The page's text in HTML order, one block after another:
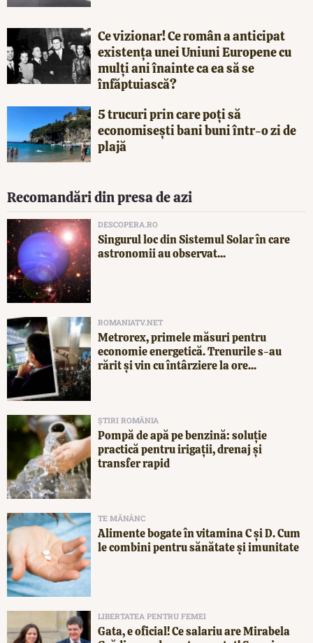
Ce vizionar! Ce român a anticipat
existența unei Uniuni Europene cu
mulți ani înainte ca ea să se
înfăptuiască?
5 trucuri prin care poți să
economisești bani buni într-o zi de
plajă
Recomandări din presa de azi
DESCOPERA.RO
Singurul loc din Sistemul Solar în care
astronomii au observat...
ROMANIATV.NET
Metrorex, primele măsuri pentru
economie energetică. Trenurile s-au
rărit și vin cu întârziere la ore...
ȘTIRI ROMÂNIA
Pompă de apă pe benzină: soluție
practică pentru irigații, drenaj și
transfer rapid
TE MĂNÂNC
Alimente bogate în vitamina C și D. Cum
le combini pentru sănătate și imunitate
LIBERTATEA PENTRU FEMEI
Gata, e oficial! Ce salariu are Mirabela